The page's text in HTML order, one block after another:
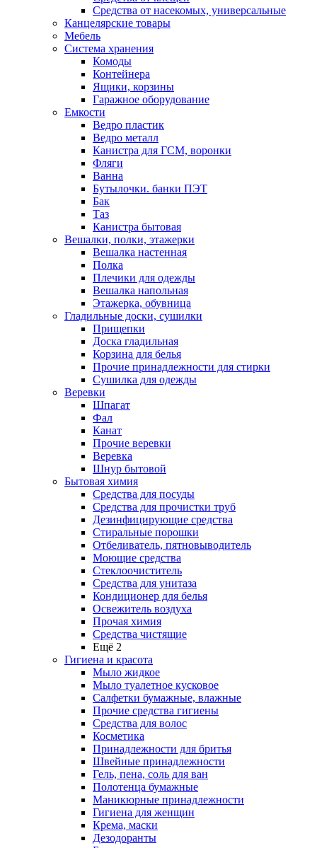
Средства от насекомых, универсальные
Канцелярские товары
Мебель
Система хранения
Комоды
Контейнера
Ящики, корзины
Гаражное оборудование
Емкости
Ведро пластик
Ведро металл
Канистра для ГСМ, воронки
Фляги
Ванна
Бутылочки. банки ПЭТ
Бак
Таз
Канистра бытовая
Вешалки, полки, этажерки
Вешалка настенная
Полка
Плечики для одежды
Вешалка напольная
Этажерка, обувница
Гладильные доски, сушилки
Прищепки
Доска гладильная
Корзина для белья
Прочие принадлежности для стирки
Сушилка для одежды
Веревки
Шпагат
Фал
Канат
Прочие веревки
Веревка
Шнур бытовой
Бытовая химия
Средства для посуды
Средства для прочистки труб
Дезинфицирующие средства
Стиральные порошки
Отбеливатель, пятновыводитель
Моющие средства
Стеклоочиститель
Средства для унитаза
Кондиционер для белья
Освежитель воздуха
Прочая химия
Средства чистящие
Ещё 2
Гигиена и красота
Мыло жидкое
Мыло туалетное кусковое
Салфетки бумажные, влажные
Прочие средства гигиены
Средства для волос
Косметика
Принадлежности для бритья
Швейные принадлежности
Гель, пена, соль для ван
Полотенца бумажные
Маникюрные принадлежности
Гигиена для женщин
Крема, маски
Дезодоранты